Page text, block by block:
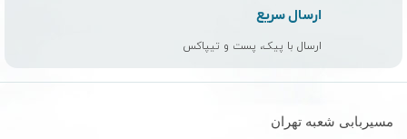
ارسال سریع
ارسال با پیک، پست و تیپاکس
مسیربابی شعبه تهران